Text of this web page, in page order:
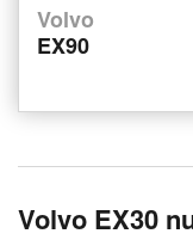
Volvo
EX90
Volvo EX30